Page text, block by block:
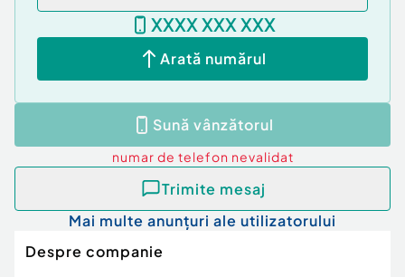
XXXX XXX XXX
Arată numărul
Sună vânzătorul
numar de telefon nevalidat
Trimite mesaj
Mai multe anunțuri ale utilizatorului
Despre companie